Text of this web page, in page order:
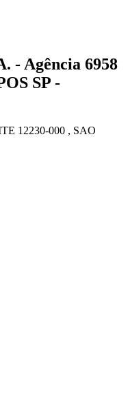
- Agência 6958
SP -
12230-000 , SAO